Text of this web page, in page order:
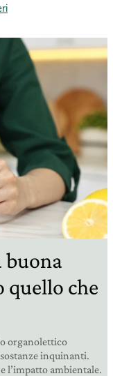
buona
quello che
organolettico
inquinanti.
l’impatto ambientale.